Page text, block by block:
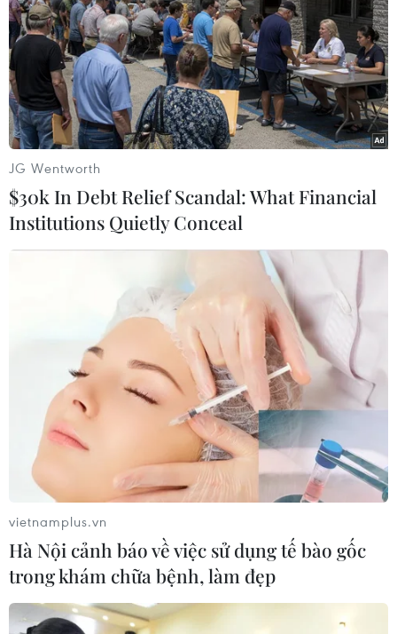
JG Wentworth
$30k In Debt Relief Scandal: What Financial
Institutions Quietly Conceal
vietnamplus.vn
Hà Nội cảnh báo về việc sử dụng tế bào gốc
trong khám chữa bệnh, làm đẹp